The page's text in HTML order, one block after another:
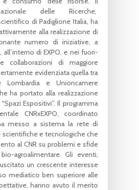
delle Ricerche,
di Padiglione Italia, ha
alla realizzazione di
numero di iniziative, a
all’interno di EXPO, e nei fuori-
collaborazioni di maggiore
evidenziata quella tra
Lombardia e Unioncamere
ha portato alla realizzazione
Espositivi”. Il programma
CNRxEXPO, coordinato
messo a sistema la rete di
e tecnologiche che
al CNR su problemi e sfide
agroalimentare. Gli eventi,
un crescente interesse
mediatico ben superiore alle
hanno avuto il merito